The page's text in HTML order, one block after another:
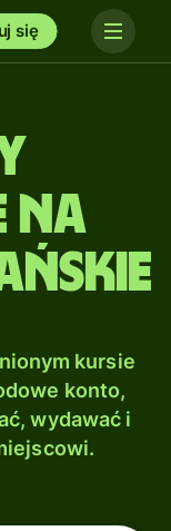
się
na
kursie
konto,
wydawać i